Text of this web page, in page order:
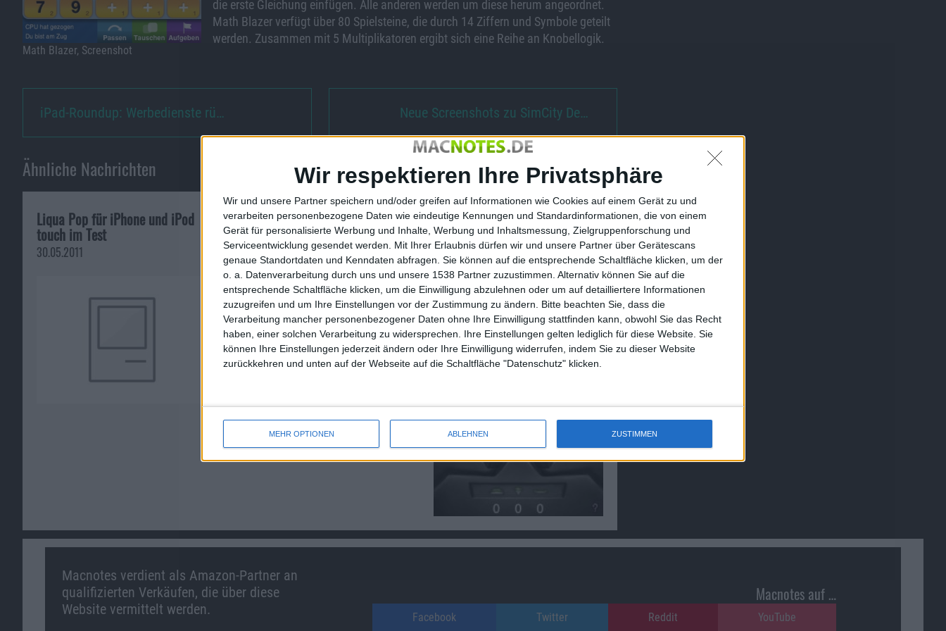
Wir respektieren Ihre Privatsphäre
Wir und unsere Partner speichern und/oder greifen auf Informationen wie Cookies auf einem Gerät zu und
verarbeiten personenbezogene Daten wie eindeutige Kennungen und Standardinformationen, die von einem
Gerät für personalisierte Werbung und Inhalte, Werbung und Inhaltsmessung, Zielgruppenforschung und
Serviceentwicklung gesendet werden.
Mit Ihrer Erlaubnis dürfen wir und unsere Partner über Gerätescans
genaue Standortdaten und Kenndaten abfragen. Sie können auf die entsprechende Schaltfläche klicken, um der
o. a. Datenverarbeitung durch uns und unsere 1538 Partner zuzustimmen. Alternativ können Sie auf die
entsprechende Schaltfläche klicken, um die Einwilligung abzulehnen oder um auf detailliertere Informationen
zuzugreifen und um Ihre Einstellungen vor der Zustimmung zu ändern.
Bitte beachten Sie, dass die
Verarbeitung mancher personenbezogener Daten ohne Ihre Einwilligung stattfinden kann, obwohl Sie das Recht
haben, einer solchen Verarbeitung zu widersprechen. Ihre Einstellungen gelten lediglich für diese Website. Sie
können Ihre Einstellungen jederzeit ändern oder Ihre Einwilligung widerrufen, indem Sie zu dieser Website
zurückkehren und unten auf der Webseite auf die Schaltfläche "Datenschutz" klicken.
MEHR OPTIONEN ABLEHNEN ZUSTIMMEN
Math Blazer, Screenshot
die erste Gleichung einfügen. Alle anderen werden um diese herum angeordnet.
Math Blazer verfügt über 80 Spielsteine, die durch 14 Ziffern und Symbole geteilt
werden. Zusammen mit 5 Multiplikatoren ergibt sich eine Reihe an Knobellogik.
iPad-Roundup: Werbedienste rü… Neue Screenshots zu SimCity De…
Ähnliche Nachrichten
Liqua Pop für iPhone und iPod
touch im Test
30.05.2011
Real Football 10 für iPhone im
Test
12.10.2009
Test: Optia für iPhone
18.02.2010
Macnotes verdient als Amazon-Partner an
qualifizierten Verkäufen, die über diese
Website vermittelt werden.
Macnotes auf …
Facebook Twitter Reddit YouTube